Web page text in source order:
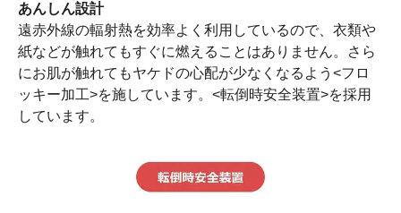
あんしん設計
遠赤外線の輻射熱を効率よく利用しているので、衣類や
紙などが触れてもすぐに燃えることはありません。さら
にお肌が触れてもヤケドの心配が少なくなるよう<フロ
ッキー加工>を施しています。<転倒時安全装置>を採用
しています。